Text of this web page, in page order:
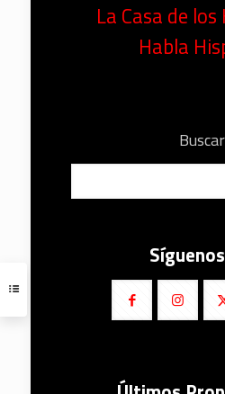
La Casa de
Habla
Buscar